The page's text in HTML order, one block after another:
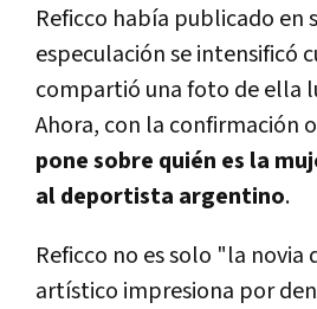
Reficco había publicado en
especulación se intensificó
compartió una foto de ella
Ahora, con la confirmación
pone sobre quién es la
al deportista argentino.
Reficco no es solo "la novia
artístico impresiona por